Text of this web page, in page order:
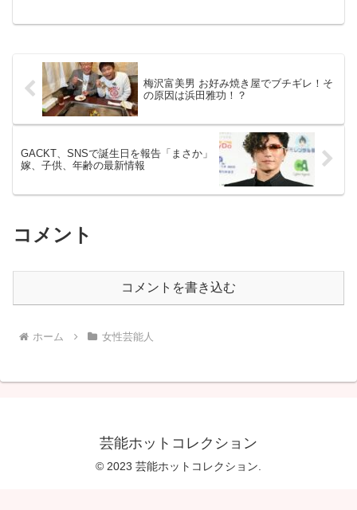
梅沢富美男 お好み焼き屋でブチギレ！そ
の原因は浜田雅功！？
GACKT、SNSで誕生日を報告「まさか」
嫁、子供、年齢の最新情報
コメント
コメントを書き込む
ホーム 女性芸能人
芸能ホットコレクション
© 2023 芸能ホットコレクション.